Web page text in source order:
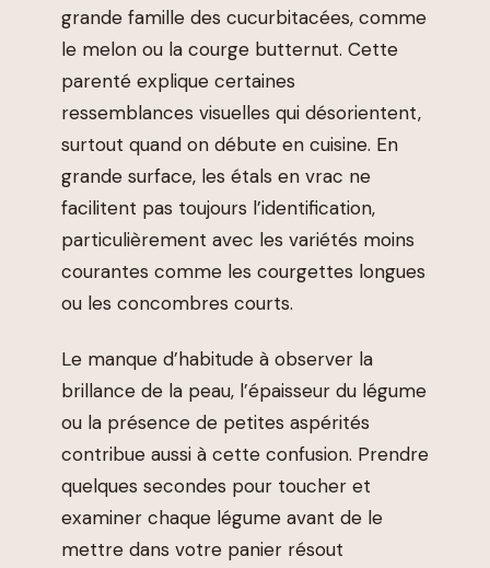
grande famille des cucurbitacées, comme
le melon ou la courge butternut. Cette
parenté explique certaines
ressemblances visuelles qui désorientent,
surtout quand on débute en cuisine. En
grande surface, les étals en vrac ne
facilitent pas toujours l’identification,
particulièrement avec les variétés moins
courantes comme les courgettes longues
ou les concombres courts.
Le manque d’habitude à observer la
brillance de la peau, l’épaisseur du légume
ou la présence de petites aspérités
contribue aussi à cette confusion. Prendre
quelques secondes pour toucher et
examiner chaque légume avant de le
mettre dans votre panier résout